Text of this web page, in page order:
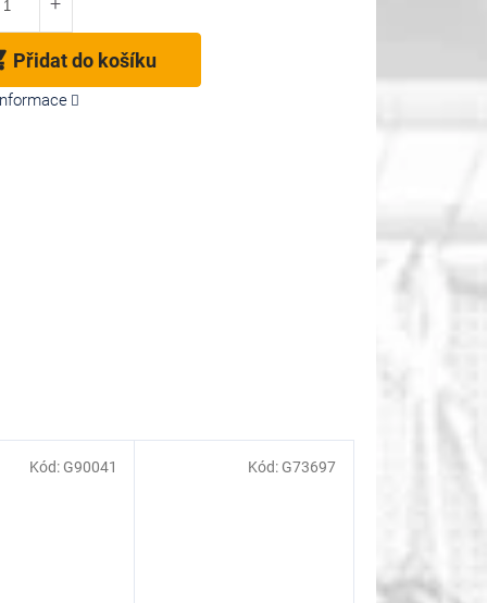
Přidat do košíku
Kód: G90041 Kód: G73697